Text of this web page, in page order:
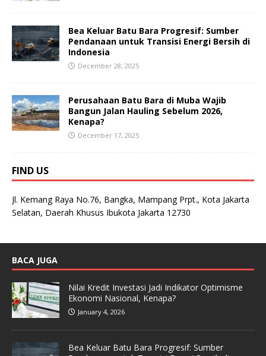
Bea Keluar Batu Bara Progresif: Sumber
Pendanaan untuk Transisi Energi Bersih di
Indonesia
December 28, 2025
Perusahaan Batu Bara di Muba Wajib
Bangun Jalan Hauling Sebelum 2026,
Kenapa?
December 17, 2025
FIND US
Jl. Kemang Raya No.76, Bangka, Mampang Prpt., Kota Jakarta
Selatan, Daerah Khusus Ibukota Jakarta 12730
BACA JUGA
Nilai Kredit Investasi Jadi Indikator Optimisme
Ekonomi Nasional, Kenapa?
January 4, 2026
Bea Keluar Batu Bara Progresif: Sumber